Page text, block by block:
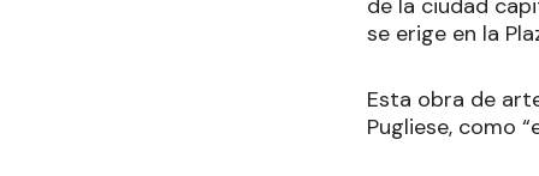
se erige en la
Esta obra de
Pugliese, como